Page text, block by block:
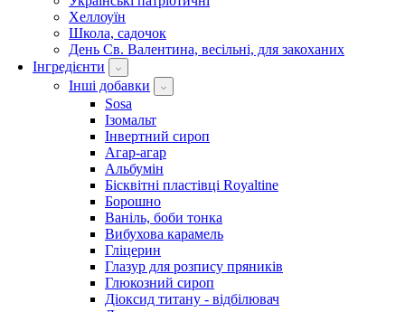
Хеллоуїн
Школа, садочок
День Св. Валентина, весільні, для закоханих
Інгредієнти
Інші добавки
Sosa
Ізомальт
Інвертний сироп
Агар-агар
Альбумін
Бісквітні пластівці Royaltine
Борошно
Ваніль, боби тонка
Вибухова карамель
Гліцерин
Глазур для розпису пряників
Глюкозний сироп
Діоксид титану - відбілювач